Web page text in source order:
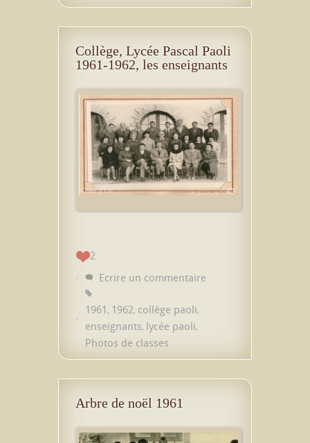
Collège, Lycée Pascal Paoli
1961-1962, les enseignants
2
Ecrire un commentaire
1961 , 1962, collège paoli,
enseignants, lycée paoli,
Photos de classes
Arbre de noël 1961